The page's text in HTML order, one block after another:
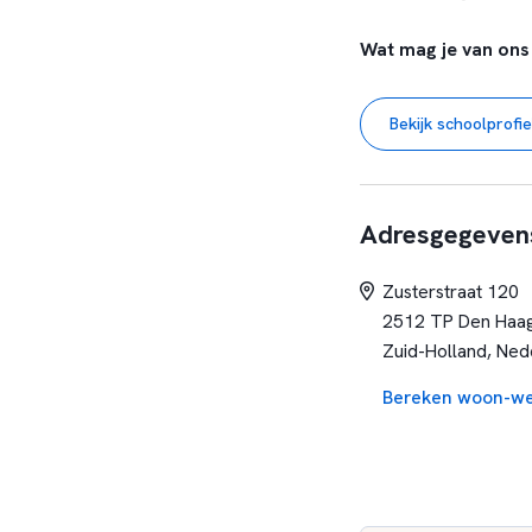
Wat mag je van
een ambitieuze,
Dit betekent:
geen ICT-stress.
Deskundige
optimaal te
werkplekbegeleider.
✔Extra waardering
Bekijk
Zusterstraat 120
2512 TP Den
Zuid-Holland,
Bereken woon-